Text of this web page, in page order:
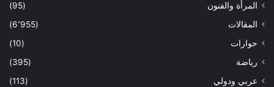
المرأة والفنون
(95)
المقالات
(6٬955)
حوارات
(10)
رياضة
(395)
عربي ودولي
(113)